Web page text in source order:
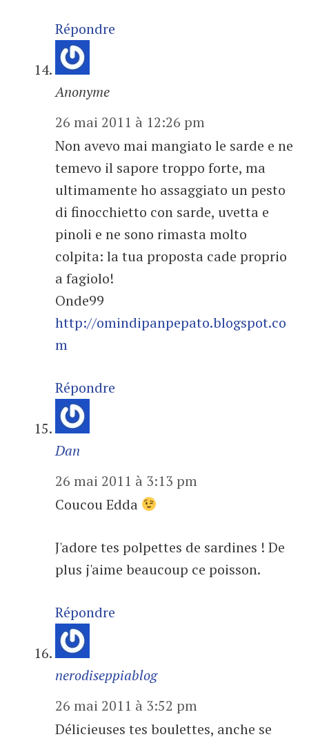
Répondre
Anonyme
26 mai 2011 à 12:26 pm
Non avevo mai mangiato le sarde e ne
temevo il sapore troppo forte, ma
ultimamente ho assaggiato un pesto
di finocchietto con sarde, uvetta e
pinoli e ne sono rimasta molto
colpita: la tua proposta cade proprio
a fagiolo!
Onde99
http://omindipanpepato.blogspot.co
m
Répondre
Dan
26 mai 2011 à 3:13 pm
Coucou Edda
J'adore tes polpettes de sardines ! De
plus j'aime beaucoup ce poisson.
Répondre
nerodiseppiablog
26 mai 2011 à 3:52 pm
Délicieuses tes boulettes, anche se